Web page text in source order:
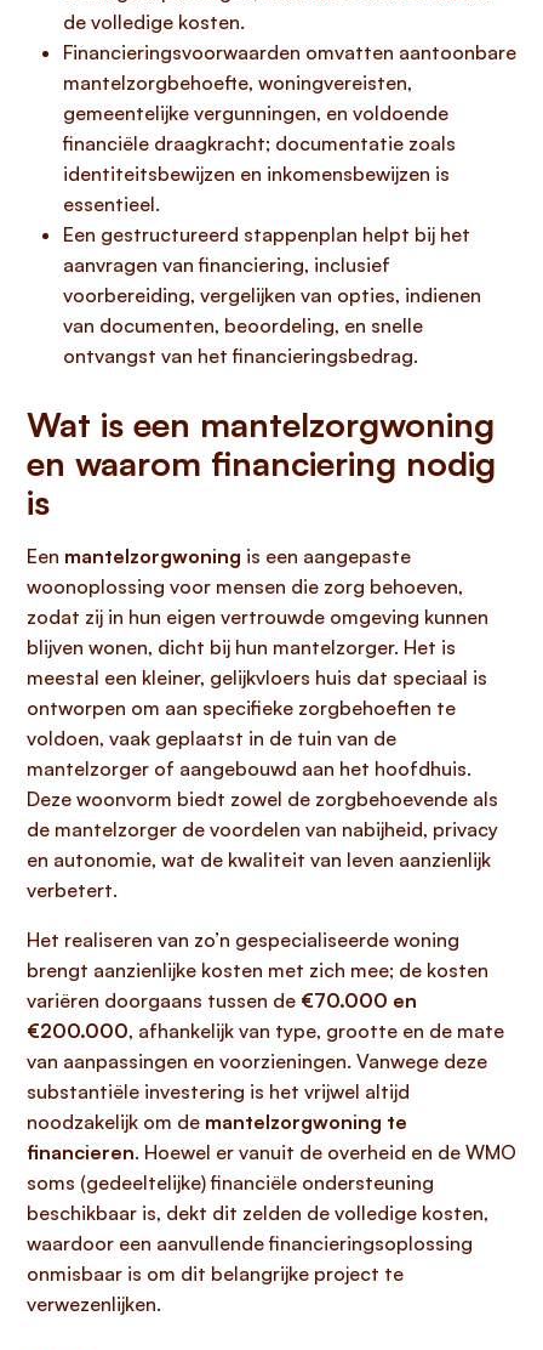
de volledige kosten.
Financieringsvoorwaarden omvatten aantoonbare
mantelzorgbehoefte, woningvereisten,
gemeentelijke vergunningen, en voldoende
financiële draagkracht; documentatie zoals
identiteitsbewijzen en inkomensbewijzen is
essentieel.
Een gestructureerd stappenplan helpt bij het
aanvragen van financiering, inclusief
voorbereiding, vergelijken van opties, indienen
van documenten, beoordeling, en snelle
ontvangst van het financieringsbedrag.
Wat is een mantelzorgwoning
en waarom financiering nodig
is
Een mantelzorgwoning is een aangepaste
woonoplossing voor mensen die zorg behoeven,
zodat zij in hun eigen vertrouwde omgeving kunnen
blijven wonen, dicht bij hun mantelzorger. Het is
meestal een kleiner, gelijkvloers huis dat speciaal is
ontworpen om aan specifieke zorgbehoeften te
voldoen, vaak geplaatst in de tuin van de
mantelzorger of aangebouwd aan het hoofdhuis.
Deze woonvorm biedt zowel de zorgbehoevende als
de mantelzorger de voordelen van nabijheid, privacy
en autonomie, wat de kwaliteit van leven aanzienlijk
verbetert.
Het realiseren van zo’n gespecialiseerde woning
brengt aanzienlijke kosten met zich mee; de kosten
variëren doorgaans tussen de €70.000 en
€200.000, afhankelijk van type, grootte en de mate
van aanpassingen en voorzieningen. Vanwege deze
substantiële investering is het vrijwel altijd
noodzakelijk om de mantelzorgwoning te
financieren. Hoewel er vanuit de overheid en de WMO
soms (gedeeltelijke) financiële ondersteuning
beschikbaar is, dekt dit zelden de volledige kosten,
waardoor een aanvullende financieringsoplossing
onmisbaar is om dit belangrijke project te
verwezenlijken.